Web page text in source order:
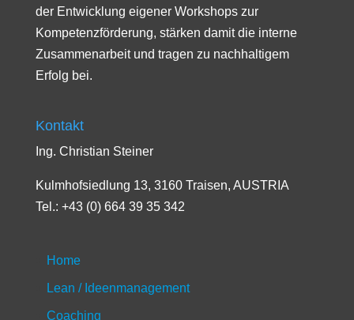
der Entwicklung eigener Workshops zur
Kompetenzförderung, stärken damit die interne
Zusammenarbeit und tragen zu nachhaltigem
Erfolg bei.
Kontakt
Ing. Christian Steiner
Kulmhofsiedlung 13, 3160 Traisen, AUSTRIA
Tel.: +43 (0) 664 39 35 342
Home
Lean / Ideenmanagement
Coaching